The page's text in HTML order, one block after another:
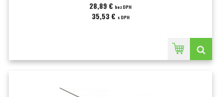
28,89 € bez DPH
35,53 € s DPH